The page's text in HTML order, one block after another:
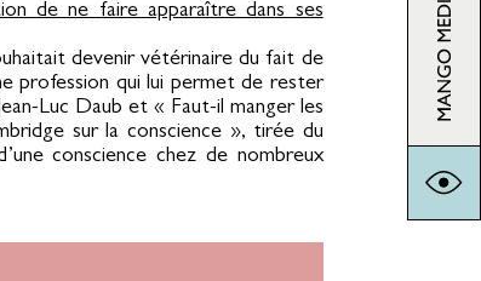
de ne faire apparaître dans ses
devenir vétérinaire du fait de
profession qui lui permet de rester
Luc Daub et « Faut-il manger les
sur la conscience », tirée du
conscience chez de nombreux